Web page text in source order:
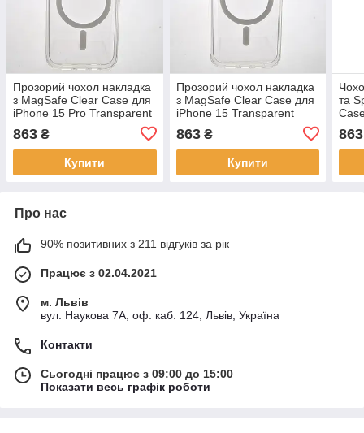
Прозорий чохол накладка
з MagSafe Clear Case для
iPhone 15 Pro Transparent
863 ₴
Купити
Прозорий чохол накладка
з MagSafe Clear Case для
iPhone 15 Transparent
863₴
Купити
та
863
Про нас
90% позитивних з 211 відгуків за рік
Працює з 02.04.2021
м. Львів
вул. Наукова 7А, оф. каб. 124, Львів, Україна
Контакти
Сьогодні працює з 09:00 до 15:00
Показати весь графік роботи